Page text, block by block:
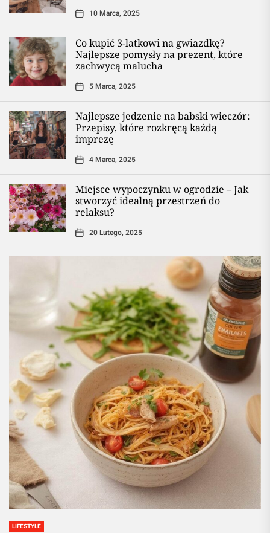
10 Marca, 2025
Co kupić 3-latkowi na gwiazdkę?
Najlepsze pomysły na prezent, które
zachwycą malucha
5 Marca, 2025
Najlepsze jedzenie na babski wieczór:
Przepisy, które rozkręcą każdą
imprezę
4 Marca, 2025
Miejsce wypoczynku w ogrodzie – Jak
stworzyć idealną przestrzeń do
relaksu?
20 Lutego, 2025
LIFESTYLE